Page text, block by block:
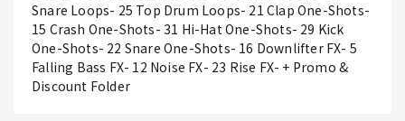
Snare Loops- 25 Top Drum Loops- 21 Clap One-Shots-
15 Crash One-Shots- 31 Hi-Hat One-Shots- 29 Kick
One-Shots- 22 Snare One-Shots- 16 Downlifter FX- 5
Falling Bass FX- 12 Noise FX- 23 Rise FX- + Promo &
Discount Folder